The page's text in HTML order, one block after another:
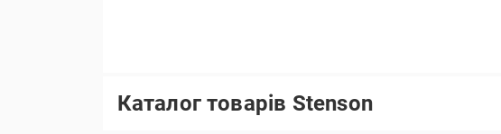
Каталог товарів Stenson